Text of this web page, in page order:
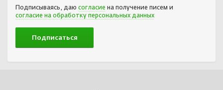
Подписываясь, даю согласие на получение писем и
согласие на обработку персональных данных